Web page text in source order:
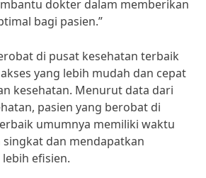
dokter dalam memberikan
bagi pasien.”
di pusat kesehatan terbaik
yang lebih mudah dan cepat
kesehatan. Menurut data dari
pasien yang berobat di
umumnya memiliki waktu
dan mendapatkan
efisien.